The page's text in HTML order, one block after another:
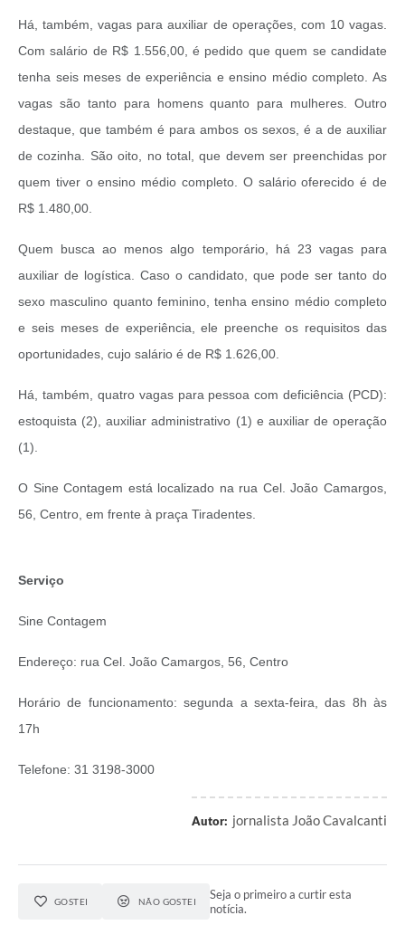
Há, também, vagas para auxiliar de operações, com 10 vagas.
Com salário de R$ 1.556,00, é pedido que quem se candidate
tenha seis meses de experiência e ensino médio completo. As
vagas são tanto para homens quanto para mulheres. Outro
destaque, que também é para ambos os sexos, é a de auxiliar
de cozinha. São oito, no total, que devem ser preenchidas por
quem tiver o ensino médio completo. O salário oferecido é de
R$ 1.480,00.
Quem busca ao menos algo temporário, há 23 vagas para
auxiliar de logística. Caso o candidato, que pode ser tanto do
sexo masculino quanto feminino, tenha ensino médio completo
e seis meses de experiência, ele preenche os requisitos das
oportunidades, cujo salário é de R$ 1.626,00.
Há, também, quatro vagas para pessoa com deficiência (PCD):
estoquista (2), auxiliar administrativo (1) e auxiliar de operação
(1).
O Sine Contagem está localizado na rua Cel. João Camargos,
56, Centro, em frente à praça Tiradentes.
Serviço
Sine Contagem
Endereço: rua Cel. João Camargos, 56, Centro
Horário de funcionamento: segunda a sexta-feira, das 8h às
17h
Telefone: 31 3198-3000
Autor: jornalista João Cavalcanti
GOSTEI NÃO GOSTEI
Seja o primeiro a curtir esta
notícia.